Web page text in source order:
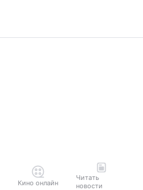
Кино онлайн
Читать
новости